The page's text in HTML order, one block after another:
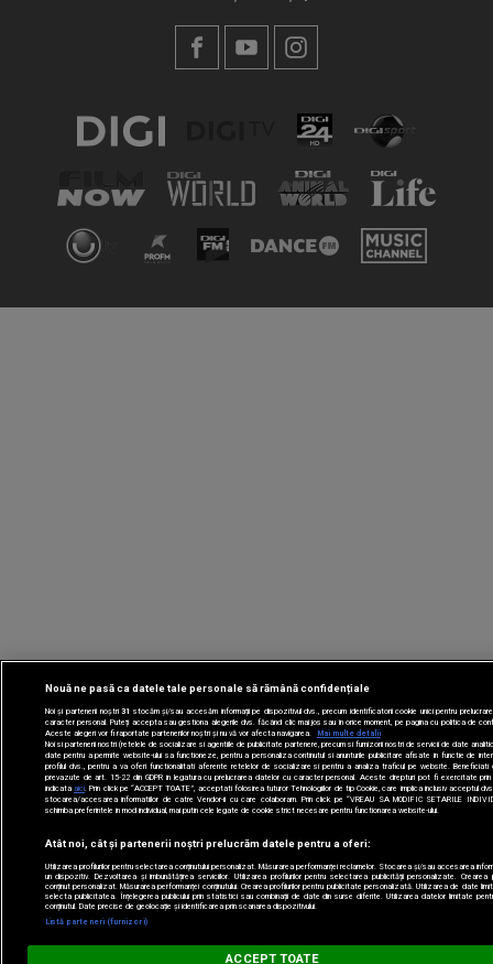
Digi FM
Nouă ne pasă ca datele tale personale să rămână confidențiale
Noi și partenerii noștri31 stocăm și/sau accesăm informații pe dispozitivul dvs., precum identificatorii cookie unici pentru
caracter personal. Puteți accepta sau gestiona alegerile dvs. făcând clic mai jos sau în orice moment, pe pagina cu politica de
Aceste alegeri vor fi raportate partenerilor noștri și nu vă vor afecta navigarea.
Mai multe detalii
Noi si partenerii nostri (retelele de socializare si agentiile de publicitate partenere, precum si furnizorii nostri de servicii de date
date pentru a permite website-ului sa functioneze, pentru a personaliza continutul si anunturile publicitare afisate in functie de
profilul dvs., pentru a va oferi functionalitati aferente retelelor de socializare si pentru a analiza traficul pe website. Beneficiati
prevazute de art. 15-22 din GDPR in legatura cu prelucrarea datelor cu caracter personal. Aceste drepturi pot fi exercitate
indicataaici. Prin click pe “ACCEPT TOATE”, acceptati folosirea tuturor Tehnologiilor de tip Cookie, care implica inclusiv acceptul
stocarea/accesarea informatiilor de catre Vendor-ii cu care colaboram. Prin click pe “VREAU SA MODIFIC SETARILE
schimba preferintele in mod individual, mai putin cele legate de cookie strict necesare pentru functionarea website-ului.
Atât noi, cât și partenerii noștri prelucrăm datele pentru a oferi:
Utilizarea profilurilor pentru selectarea conținutului personalizat. Măsurarea performanței reclamelor. Stocarea și/sau accesarea
un dispozitiv. Dezvoltarea și îmbunătățirea serviciilor. Utilizarea profilurilor pentru selectarea publicității personalizate. Crearea
conținut personalizat. Măsurarea performanței conținutului. Crearea profilurilor pentru publicitate personalizată. Utilizarea de date
selecta publicitatea. Înțelegerea publicului prin statistici sau combinații de date din surse diferite. Utilizarea datelor limitate
conținutul. Date precise de geolocație și identificarea prin scanarea dispozitivului.
Listă parteneri (furnizori)
ACCEPT TOATE